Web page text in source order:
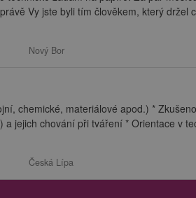
Vy jste byli tím člověkem, který držel
Nový Bor
chemické, materiálové apod.) *
jejich chování při tváření * Orientace v
Česká Lípa